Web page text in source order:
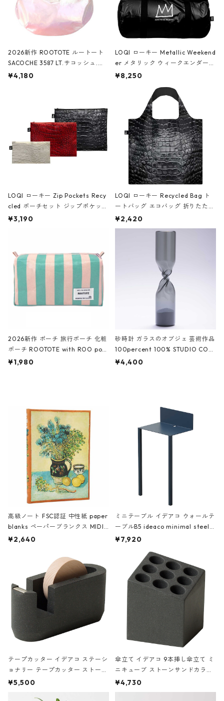
2026新作 ROOTOTE ルートート
SACOCHE 3587 LT.サコッシュ.ル
ミエ-B ショルダーバッグ グロスピ
¥4,180
LOQI ローキー Metallic Weekend
er メタリック ウィークエンダー
ボストンバッグ ショルダーバッグ
Black ジャン=ミッシェル・バスキ
ア/クラウン ブラック
¥8,250
LOQI ローキー Zip Pockets Recy
cled ポーチセット ジップポケット
ファスナーポーチ 撥水加工 トラベ
ーガンディー、オフホワイト
¥3,190
LOQI ローキー Recycled Bag ト
ートバッグ エコバッグ 折りたたみ
大きめ 撥水加工 収納ポーチ CRO
CODILE/Black クロコダイル/ブラ
¥2,420
2026新作 ポーチ 旅行ポーチ 化粧
ポーチ ROOTOTE with ROO pou
ch 3532 ルートート WR.ポーチ.ラ
¥1,980
砂時計 ガラスのオブジェ 芸術作品
100percent 100% STUDIO COH
AKU Timeless 100パーセント ス
¥4,400
高級ノート FSC認証 中性紙 paper
blanks ペーパーブランクス MIDI
ハードカバー 罫線 ヴァン・ゴッホ
¥2,640
ミニテーブル イデアコ ウォールテ
ーブルB5 ideaco minimal steel f
urniture WALL Table B5 ネイビー
¥7,920
テープカッター イデアコ ステーシ
ョナリー テープカッター ストーン
サンドカラー 石調 ideaco Station
¥5,500
傘立て イデアコ 9本挿し傘立て ミ
ニキューブ ストーンサンドカラー
石調 ideaco Umbrella Stand CUB
E ストーンサンドブラック
¥4,730